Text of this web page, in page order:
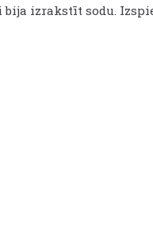
izrakstīt sodu.